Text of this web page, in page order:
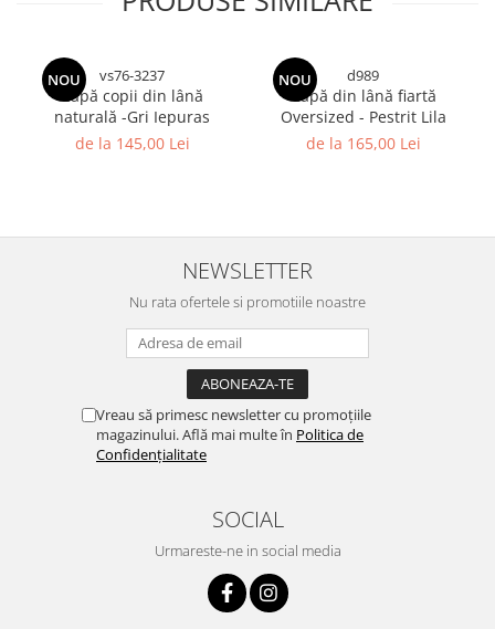
NOU vs76-3237
Capă copii din lână
naturală -Gri Iepuras
de la 145,00 Lei
NOU d989
Capă din lână fiartă
Oversized - Pestrit Lila
de la 165,00 Lei
NEWSLETTER
Nu rata ofertele si promotiile noastre
Vreau să primesc newsletter cu promoțiile
magazinului. Află mai multe în Politica de
Confidențialitate
SOCIAL
Urmareste-ne in social media